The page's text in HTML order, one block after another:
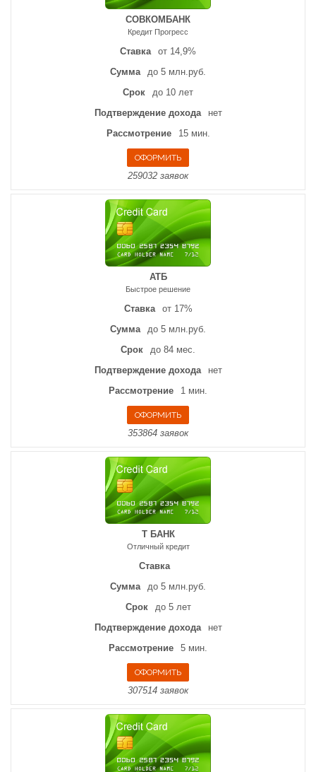
СОВКОМБАНК
Кредит Прогресс
Ставка
от 14,9%
Сумма
до 5 млн.руб.
Срок
до 10 лет
Подтверждение дохода
нет
Рассмотрение
15 мин.
259032 заявок
АТБ
Быстрое решение
Ставка
от 17%
Сумма
до 5 млн.руб.
Срок
до 84 мес.
Подтверждение дохода
нет
Рассмотрение
1 мин.
353864 заявок
Т БАНК
Отличный кредит
Ставка
Сумма
до 5 млн.руб.
Срок
до 5 лет
Подтверждение дохода
нет
Рассмотрение
5 мин.
307514 заявок